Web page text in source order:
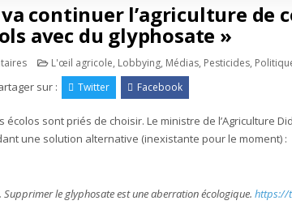
continuer l’agriculture de
avec du glyphosate »
sur
Guillaume
:
continuer
l’agriculture
de
du
glyphosate »
Publié
L'œil agricole, Lobbying, Médias, Pesticides,
sur : Twitter Facebook
sont priés de choisir. Le ministre de l’Agriculture
une solution alternative (inexistante pour le moment) :
. Supprimer le glyphosate est une aberration écologique.https://